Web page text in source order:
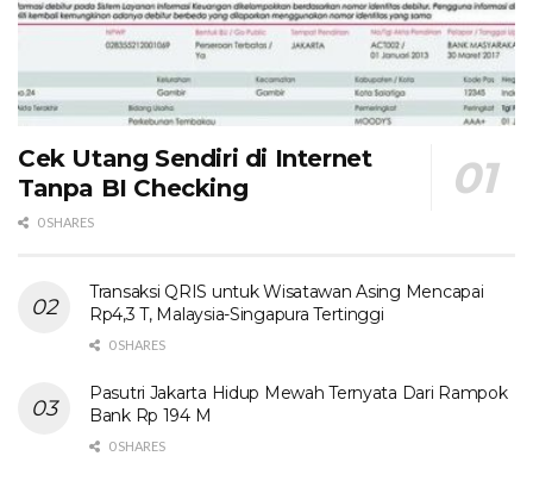
Cek Utang Sendiri di Internet
Tanpa BI Checking
0 SHARES
Transaksi QRIS untuk Wisatawan Asing Mencapai
Rp4,3 T, Malaysia-Singapura Tertinggi
0 SHARES
Pasutri Jakarta Hidup Mewah Ternyata Dari Rampok
Bank Rp 194 M
0 SHARES